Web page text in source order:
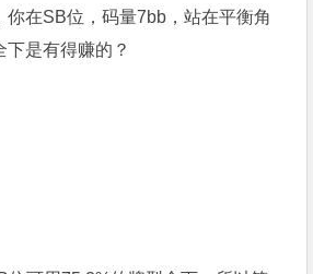
你在SB位，码量7bb，站在平衡角
下是有得赚的？